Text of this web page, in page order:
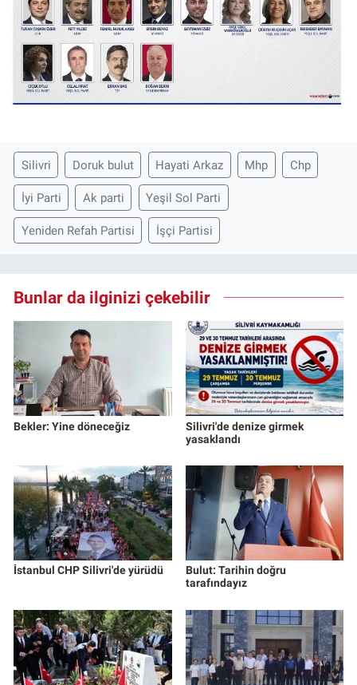
Silivri Doruk bulut Hayati Arkaz Mhp Chp
İyi Parti Ak parti Yeşil Sol Parti
Yeniden Refah Partisi İşçi Partisi
Bunlar da ilginizi çekebilir
Bekler: Yine döneceğiz
Silivri'de denize girmek
yasaklandı
İstanbul CHP Silivri'de yürüdü
Bulut: Tarihin doğru
tarafındayız